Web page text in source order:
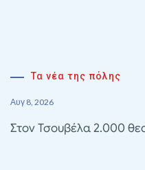
Τα νέα της πόλης
Αυγ 8, 2026
Στον Τσουβέλα 2.000